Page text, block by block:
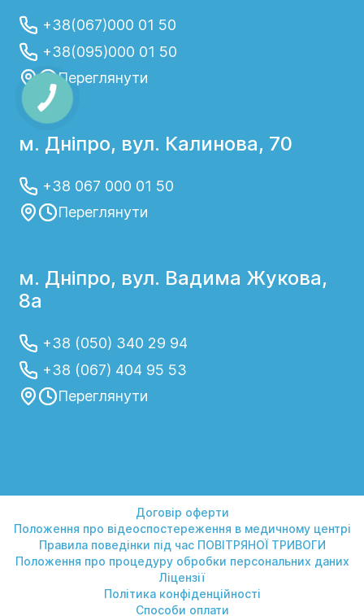
+38(067)000 01 50
+38(095)000 01 50
Переглянути
м. Дніпро, вул. Калинова, 70
+38 067 000 01 50
Переглянути
м. Дніпро, вул. Вадима Жукова,
8а
+38 (050) 340 29 94
+38 (067) 404 95 53
Переглянути
Договір оферти
Положення про відеоспостереження в медичному центрі
Правила поведінки під час ПОВІТРЯНОЇ ТРИВОГИ
Положення про процедуру обробки персональних даних
Ліцензії
Політика конфіденційності
Способи оплати